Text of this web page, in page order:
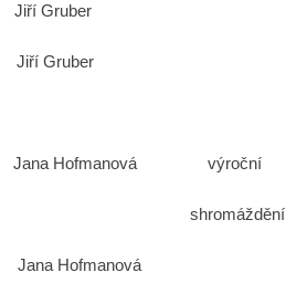
Gruber
Gruber
Hofmanová výroční